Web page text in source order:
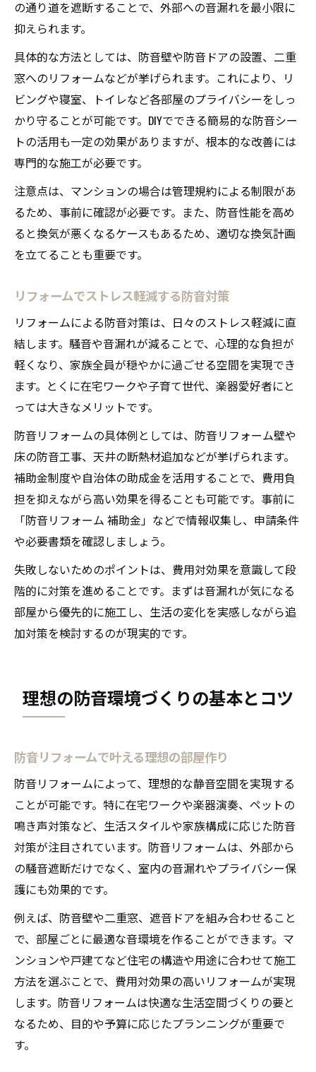
の通り道を遮断することで、外部への音漏れを最小限に
抑えられます。
具体的な方法としては、防音壁や防音ドアの設置、二重
窓へのリフォームなどが挙げられます。これにより、リ
ビングや寝室、トイレなど各部屋のプライバシーをしっ
かり守ることが可能です。DIYでできる簡易的な防音シー
トの活用も一定の効果がありますが、根本的な改善には
専門的な施工が必要です。
注意点は、マンションの場合は管理規約による制限があ
るため、事前に確認が必要です。また、防音性能を高め
ると換気が悪くなるケースもあるため、適切な換気計画
を立てることも重要です。
リフォームでストレス軽減する防音対策
リフォームによる防音対策は、日々のストレス軽減に直
結します。騒音や音漏れが減ることで、心理的な負担が
軽くなり、家族全員が穏やかに過ごせる空間を実現でき
ます。とくに在宅ワークや子育て世代、楽器愛好者にと
っては大きなメリットです。
防音リフォームの具体例としては、防音リフォーム壁や
床の防音工事、天井の断熱材追加などが挙げられます。
補助金制度や自治体の助成金を活用することで、費用負
担を抑えながら高い効果を得ることも可能です。事前に
「防音リフォーム 補助金」などで情報収集し、申請条件
や必要書類を確認しましょう。
失敗しないためのポイントは、費用対効果を意識して段
階的に対策を進めることです。まずは音漏れが気になる
部屋から優先的に施工し、生活の変化を実感しながら追
加対策を検討するのが現実的です。
理想の防音環境づくりの基本とコツ
防音リフォームで叶える理想の部屋作り
防音リフォームによって、理想的な静音空間を実現する
ことが可能です。特に在宅ワークや楽器演奏、ペットの
鳴き声対策など、生活スタイルや家族構成に応じた防音
対策が注目されています。防音リフォームは、外部から
の騒音遮断だけでなく、室内の音漏れやプライバシー保
護にも効果的です。
例えば、防音壁や二重窓、遮音ドアを組み合わせること
で、部屋ごとに最適な音環境を作ることができます。マ
ンションや戸建てなど住宅の構造や用途に合わせて施工
方法を選ぶことで、費用対効果の高いリフォームが実現
します。防音リフォームは快適な生活空間づくりの要と
なるため、目的や予算に応じたプランニングが重要で
す。